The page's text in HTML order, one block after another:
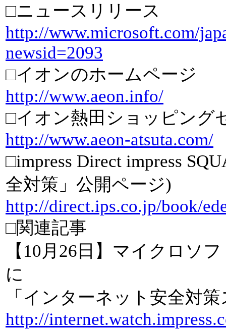
□ニュースリリース
http://www.microsoft.com/
newsid=2093
□イオンのホームページ
http://www.aeon.info/
□イオン熱田ショッピング
http://www.aeon-atsuta.com/
□impress Direct impress
全対策」公開ページ)
http://direct.ips.co.jp/book/
□関連記事
【10月26日】マイクロソ
に
「インターネット安全対
http://